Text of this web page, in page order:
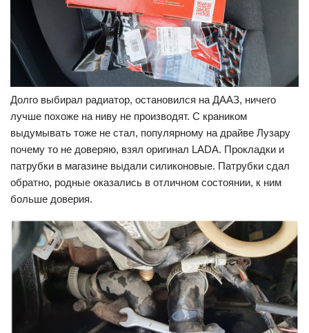
Долго выбирал радиатор, остановился на ДААЗ, ничего
лучше похоже на ниву не производят. С краником
выдумывать тоже не стал, популярному на драйве Лузару
почему то не доверяю, взял оригинал LADA. Прокладки и
патрубки в магазине выдали силиконовые. Патрубки сдал
обратно, родные оказались в отличном состоянии, к ним
больше доверия.